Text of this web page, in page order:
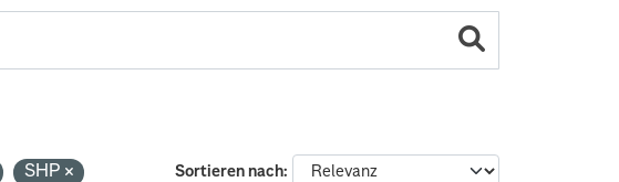
Sortieren nach
SHP